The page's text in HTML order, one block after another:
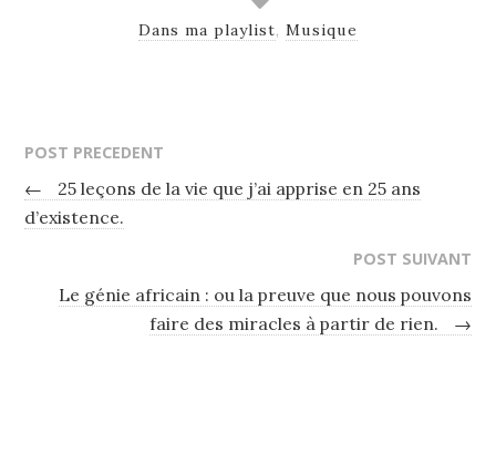
Dans ma playlist, Musique
POST PRECEDENT
←
25 leçons de la vie que j’ai apprise en 25 ans
d’existence.
POST SUIVANT
Le génie africain : ou la preuve que nous pouvons
faire des miracles à partir de rien.
→